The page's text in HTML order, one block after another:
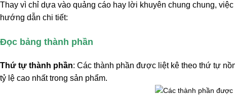
Thay vì chỉ dựa vào quảng cáo hay lời khuyên chung chung,
hướng dẫn chi tiết:
Đọc bảng thành phần
Thứ tự thành phần: Các thành phần được liệt kê theo thứ tự
tỷ lệ cao nhất trong sản phẩm.